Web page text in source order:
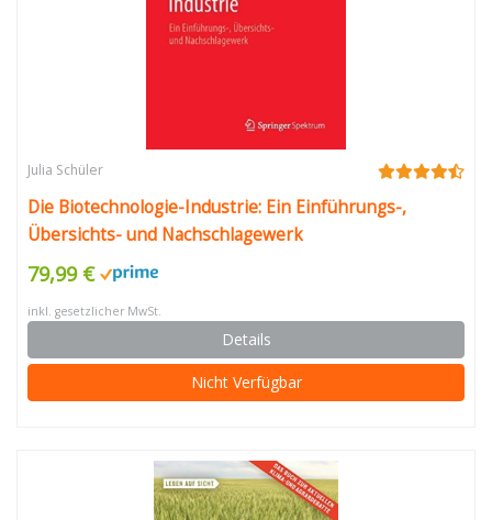
Julia Schüler
Die Biotechnologie-Industrie: Ein Einführungs-,
Übersichts- und Nachschlagewerk
79,99 €
inkl. gesetzlicher MwSt.
Details
Nicht Verfügbar